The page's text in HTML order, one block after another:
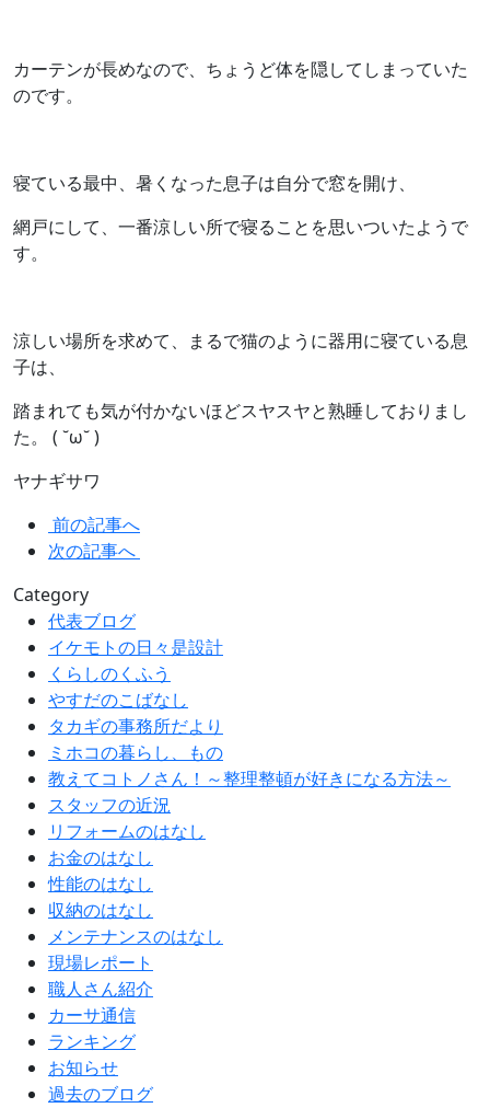
カーテンが長めなので、ちょうど体を隠してしまっていた
のです。
寝ている最中、暑くなった息子は自分で窓を開け、
網戸にして、一番涼しい所で寝ることを思いついたようで
す。
涼しい場所を求めて、まるで猫のように器用に寝ている息
子は、
踏まれても気が付かないほどスヤスヤと熟睡しておりまし
た。 ( ˘ω˘ )
ヤナギサワ
前の記事へ
次の記事へ
Category
代表ブログ
イケモトの日々是設計
くらしのくふう
やすだのこばなし
タカギの事務所だより
ミホコの暮らし、もの
教えてコトノさん！～整理整頓が好きになる方法～
スタッフの近況
リフォームのはなし
お金のはなし
性能のはなし
収納のはなし
メンテナンスのはなし
現場レポート
職人さん紹介
カーサ通信
ランキング
お知らせ
過去のブログ